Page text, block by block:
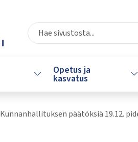
oleva
ja
Vaihda alasvetovalikkoa
Opetus ja
kasvatus
Kunnanhallituksen päätöksiä 19.12.